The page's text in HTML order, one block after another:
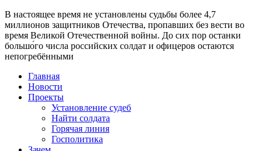
В настоящее время не установлены судьбы более 4,7
миллионов защитников Отечества, пропавших без вести во
время Великой Отечественной войны. До сих пор останки
большо́го числа российских солдат и офицеров остаются
непогребёнными
Главная
Новости
Проекты
Установление судеб
Найти солдата
Горячая линия
Госполитика